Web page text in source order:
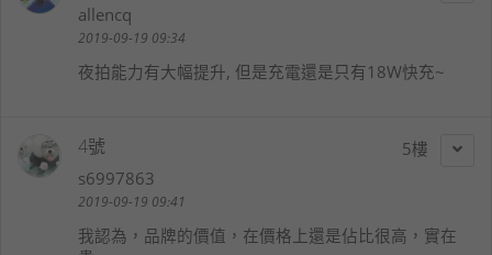
allencq
2019-09-19 09:34
夜拍能力有大幅提升, 但是充電還是只有18W快充~
5
4號
s6997863
2019-09-19 09:41
我認為，品牌的價值，在價格上還是佔比很高，實在